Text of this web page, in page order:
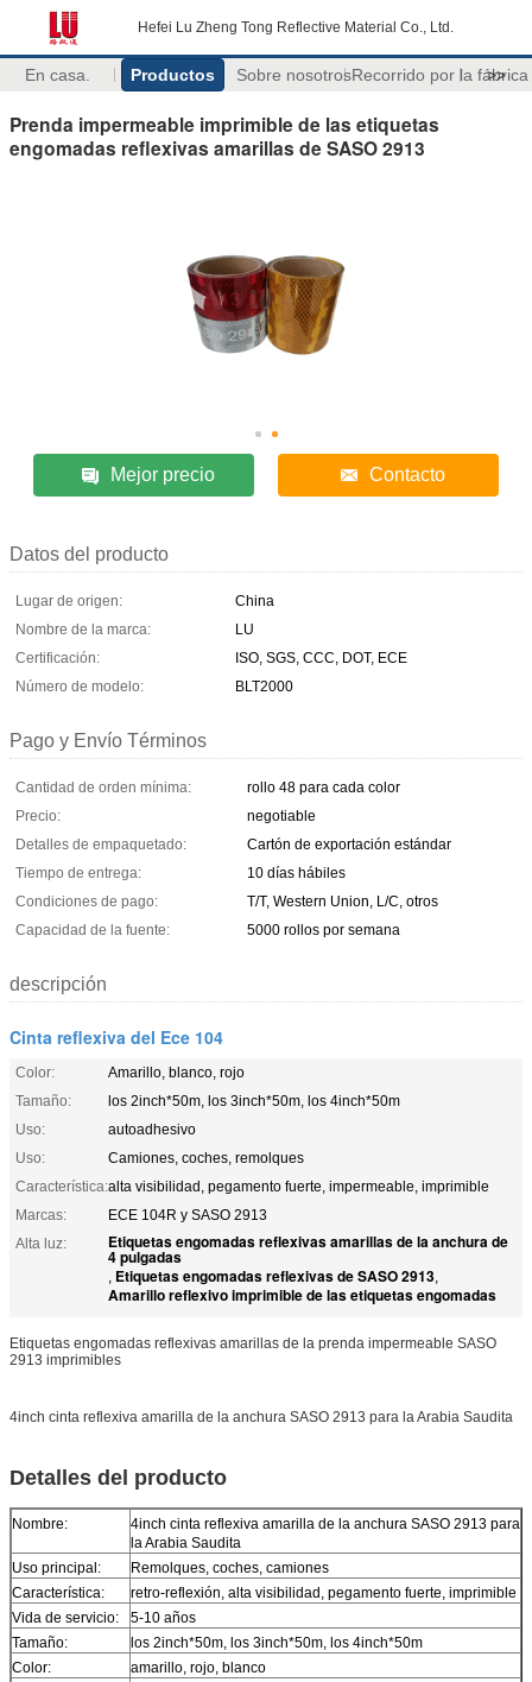
Hefei Lu Zheng Tong Reflective Material Co., Ltd.
En casa. Productos Sobre nosotrosRecorrido por la fábrica
>>
Prenda impermeable imprimible de las etiquetas
engomadas reflexivas amarillas de SASO 2913
Mejor precio Contacto
Datos del producto
Lugar de origen:
China
Nombre de la marca:
LU
Certificación:
ISO, SGS, CCC, DOT, ECE
Número de modelo:
BLT2000
Pago y Envío Términos
Cantidad de orden mínima:
rollo 48 para cada color
Precio:
negotiable
Detalles de empaquetado:
Cartón de exportación estándar
Tiempo de entrega:
10 días hábiles
Condiciones de pago:
T/T, Western Union, L/C, otros
Capacidad de la fuente:
5000 rollos por semana
descripción
Cinta reflexiva del Ece 104
Color:
Amarillo, blanco, rojo
Tamaño:
los 2inch*50m, los 3inch*50m, los 4inch*50m
Uso:
autoadhesivo
Uso:
Camiones, coches, remolques
Característica:alta visibilidad, pegamento fuerte, impermeable, imprimible
Marcas:
ECE 104R y SASO 2913
Alta luz:
Etiquetas engomadas reflexivas amarillas de la anchura de
4 pulgadas
, Etiquetas engomadas reflexivas de SASO 2913,
Amarillo reflexivo imprimible de las etiquetas engomadas
Etiquetas engomadas reflexivas amarillas de la prenda impermeable SASO
2913 imprimibles
4inch cinta reflexiva amarilla de la anchura SASO 2913 para la Arabia Saudita
Detalles del producto
Nombre:
4inch cinta reflexiva amarilla de la anchura SASO 2913 para
la Arabia Saudita
Uso principal:
Remolques, coches, camiones
Característica:
retro-reflexión, alta visibilidad, pegamento fuerte, imprimible
Vida de servicio:
5-10 años
Tamaño:
los 2inch*50m, los 3inch*50m, los 4inch*50m
Color:
amarillo, rojo, blanco